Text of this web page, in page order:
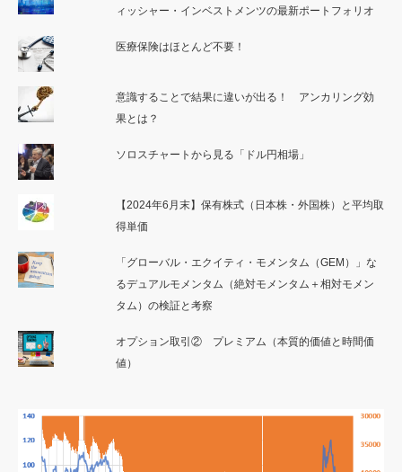
ィッシャー・インベストメンツの最新ポートフォリオ
医療保険はほとんど不要！
意識することで結果に違いが出る！ アンカリング効
果とは？
ソロスチャートから見る「ドル円相場」
【2024年6月末】保有株式（日本株・外国株）と平均取
得単価
「グローバル・エクイティ・モメンタム（GEM）」な
るデュアルモメンタム（絶対モメンタム＋相対モメン
タム）の検証と考察
オプション取引② プレミアム（本質的価値と時間価
値）